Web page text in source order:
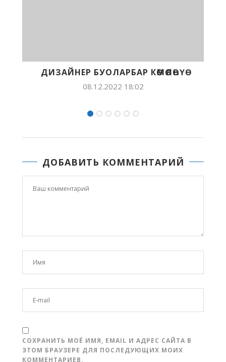
КӨМӨЛӨҺҮӨ ВЕТЕРИНАР БУОЛАРГА
ДОБАВИТЬ КОММЕНТАРИЙ
СОХРАНИТЬ МОЁ ИМЯ, EMAIL И АДРЕС САЙТА В
ЭТОМ БРАУЗЕРЕ ДЛЯ ПОСЛЕДУЮЩИХ МОИХ
КОММЕНТАРИЕВ.